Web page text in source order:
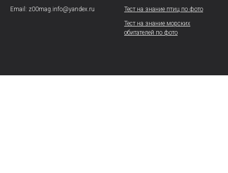
Email: z00mag.info@yandex.ru
Тест на знание птиц по фото
Тест на знание морских
обитателей по фото